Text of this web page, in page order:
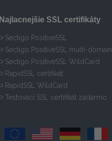
Najlacnejšie SSL certifikáty
Sectigo PositiveSSL
Sectigo PositiveSSL multi-domain
Sectigo PositiveSSL WildCard
RapidSSL certifikát
RapidSSL WildCard
Testovací SSL certifikát zadarmo